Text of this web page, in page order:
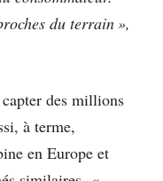
du terrain »,
des millions
à terme,
en Europe et